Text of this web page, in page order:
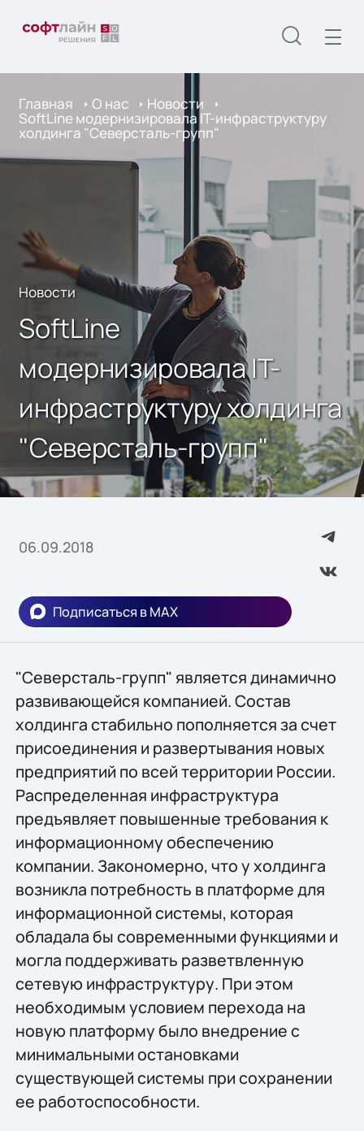
Главная О нас Новости
SoftLine модернизировала IT-инфраструктуру
холдинга "Северсталь-групп"
Новости
SoftLine
модернизировала IT-
инфраструктуру холдинга
"Северсталь-групп"
06.09.2018
Подписаться в MAX
"Северсталь-групп" является динамично
развивающейся компанией. Состав
холдинга стабильно пополняется за счет
присоединения и развертывания новых
предприятий по всей территории России.
Распределенная инфраструктура
предъявляет повышенные требования к
информационному обеспечению
компании. Закономерно, что у холдинга
возникла потребность в платформе для
информационной системы, которая
обладала бы современными функциями и
могла поддерживать разветвленную
сетевую инфраструктуру. При этом
необходимым условием перехода на
новую платформу было внедрение с
минимальными остановками
существующей системы при сохранении
ее работоспособности.